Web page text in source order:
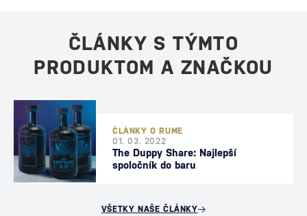
ČLÁNKY S TÝMTO
PRODUKTOM A ZNAČKOU
ČLÁNKY O RUME
01. 03. 2022
The Duppy Share: Najlepší
spoločník do baru
VŠETKY NAŠE ČLÁNKY